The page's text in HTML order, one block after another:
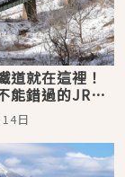
道就在這裡！
能錯過的JR東
，乘坐列車進
世界
日